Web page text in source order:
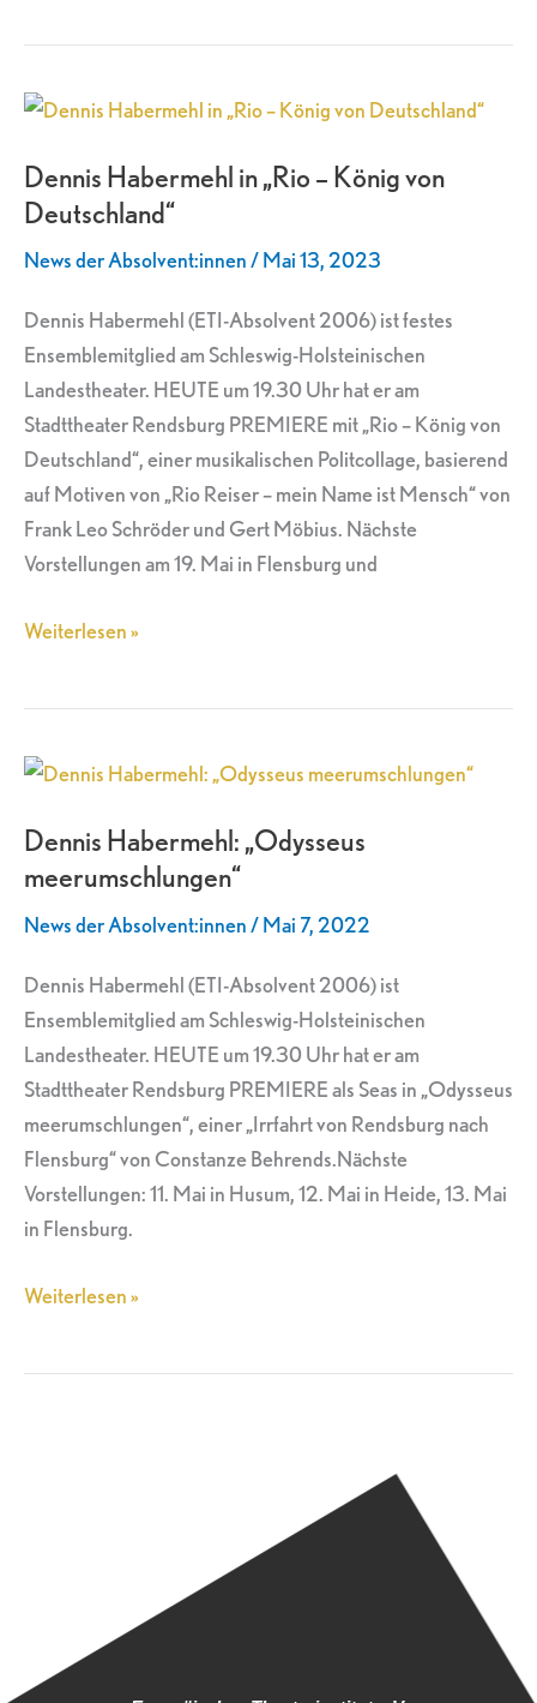
Dennis Habermehl in „Rio – König von
Deutschland“
News der Absolvent:innen/Mai 13, 2023
Dennis Habermehl (ETI-Absolvent 2006) ist festes
Ensemblemitglied am Schleswig-Holsteinischen
Landestheater. HEUTE um 19.30 Uhr hat er am
Stadttheater Rendsburg PREMIERE mit „Rio – König von
Deutschland“, einer musikalischen Politcollage, basierend
auf Motiven von „Rio Reiser – mein Name ist Mensch“ von
Frank Leo Schröder und Gert Möbius. Nächste
Vorstellungen am 19. Mai in Flensburg und
Dennis
in
„Rio
von
Deutschland“
Weiterlesen »
Dennis Habermehl: „Odysseus
meerumschlungen“
News der Absolvent:innen/Mai 7, 2022
Dennis Habermehl (ETI-Absolvent 2006) ist
Ensemblemitglied am Schleswig-Holsteinischen
Landestheater. HEUTE um 19.30 Uhr hat er am
Stadttheater Rendsburg PREMIERE als Seas in „Odysseus
meerumschlungen“, einer „Irrfahrt von Rendsburg nach
Flensburg“ von Constanze Behrends.Nächste
Vorstellungen: 11. Mai in Husum, 12. Mai in Heide, 13. Mai
in Flensburg.
Dennis
„Odysseus
meerumschlungen“
Weiterlesen »